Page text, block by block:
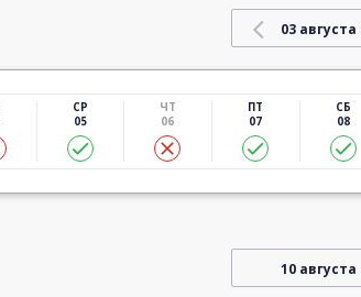
03 августа
СР
05
ЧТ
06
ПТ
07
СБ
08
10 августа